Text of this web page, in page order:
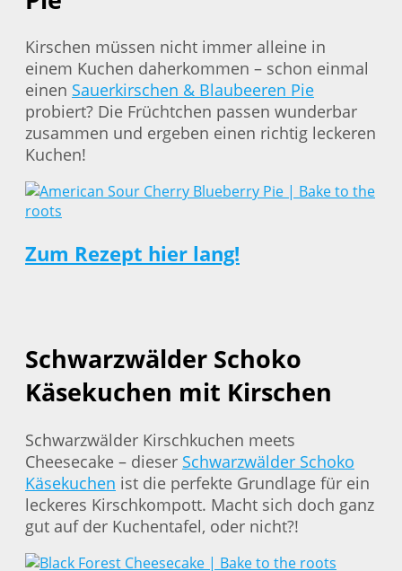
Kirschen müssen nicht immer alleine in
einem Kuchen daherkommen – schon einmal
einen Sauerkirschen & Blaubeeren Pie
probiert? Die Früchtchen passen wunderbar
zusammen und ergeben einen richtig leckeren
Kuchen!
Zum Rezept hier lang!
Schwarzwälder Schoko
Käsekuchen mit Kirschen
Schwarzwälder Kirschkuchen meets
Cheesecake – dieser Schwarzwälder Schoko
Käsekuchen ist die perfekte Grundlage für ein
leckeres Kirschkompott. Macht sich doch ganz
gut auf der Kuchentafel, oder nicht?!